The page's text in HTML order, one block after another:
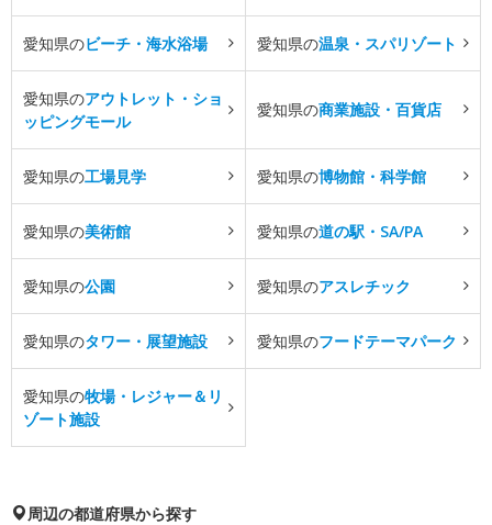
愛知県のビーチ・海水浴場 愛知県の温泉・スパリゾート
愛知県のアウトレット・ショ
ッピングモール
愛知県の商業施設・百貨店
愛知県の工場見学 愛知県の博物館・科学館
愛知県の美術館 愛知県の道の駅・SA/PA
愛知県の公園 愛知県のアスレチック
愛知県のタワー・展望施設 愛知県のフードテーマパーク
愛知県の牧場・レジャー＆リ
ゾート施設
周辺の都道府県から探す